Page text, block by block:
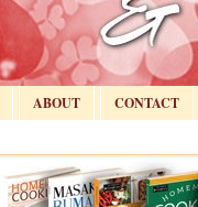
ABOUT CONTACT